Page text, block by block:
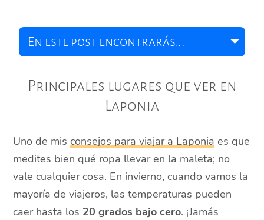
Principales lugares que ver en
Laponia
Uno de misconsejos para viajar a Laponia es que
medites bien qué ropa llevar en la maleta; no
vale cualquier cosa. En invierno, cuando vamos la
mayoría de viajeros, las temperaturas pueden
caer hasta los 20 grados bajo cero. ¡Jamás